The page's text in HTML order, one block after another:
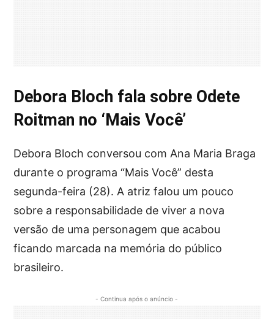
Debora Bloch fala sobre Odete
Roitman no ‘Mais Você’
Debora Bloch conversou com Ana Maria Braga
durante o programa “Mais Você” desta
segunda-feira (28). A atriz falou um pouco
sobre a responsabilidade de viver a nova
versão de uma personagem que acabou
ficando marcada na memória do público
brasileiro.
- Continua após o anúncio -